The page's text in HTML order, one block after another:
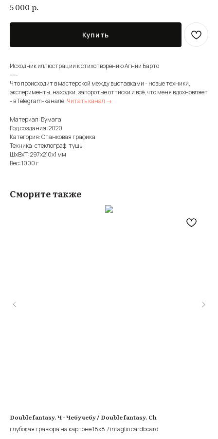
5 000 р.
Купить
Исходник иллюстрации к стихотворению Агнии Барто
-----
Что происходит в мастерской между выставками - новые техники,
эксперименты, находки, запоротые оттиски и всё, что меня вдохновляет
- в Telegram-канале. Читать канал →
Материал: Бумага
Год создания: 2020
Категория: Станковая графика
Техника: стеклограф, тушь
ШxВxТ: 297x210x1 мм
Вес: 1000 г
Сморите также
Double fantasy. Ч - Чебучебу / Double fantasy. Ch
глубокая гравюра на картоне 18x8 / intaglio cardboard